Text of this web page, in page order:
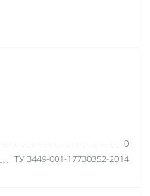
0
ТУ 3449-001-17730352-2014